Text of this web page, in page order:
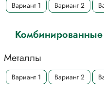
Вариант 1 Вариант 2
Металлы
Вариант 1 Вариант 2